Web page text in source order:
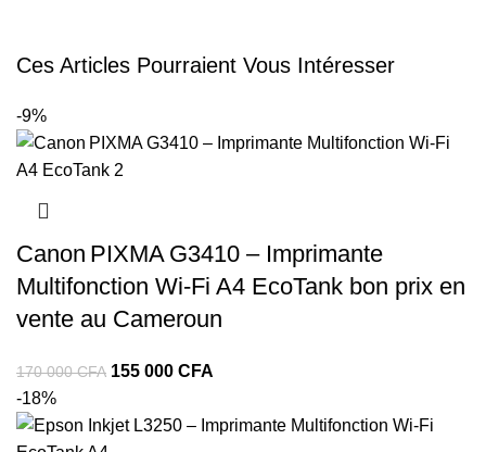
Ces Articles Pourraient Vous Intéresser
-9%
Canon PIXMA G3410 – Imprimante
Multifonction Wi‑Fi A4 EcoTank bon prix en
vente au Cameroun
170 000CFA 155 000 CFA
-18%